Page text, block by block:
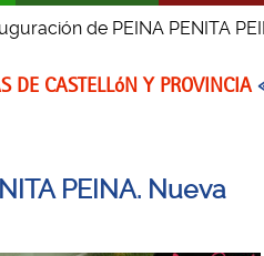
de PEINA PENITA
DE CASTELLóN Y PROVINCIA
PEINA. Nueva